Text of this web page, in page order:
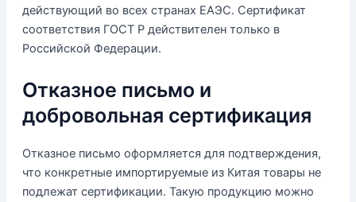
действующий во всех странах ЕАЭС. Сертификат
соответствия ГОСТ Р действителен только в
Российской Федерации.
Отказное письмо и
добровольная сертификация
Отказное письмо оформляется для подтверждения,
что конкретные импортируемые из Китая товары не
подлежат сертификации. Такую продукцию можно